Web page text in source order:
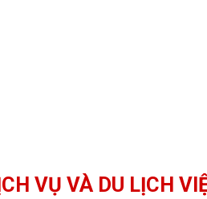
VỤ VÀ DU LỊCH